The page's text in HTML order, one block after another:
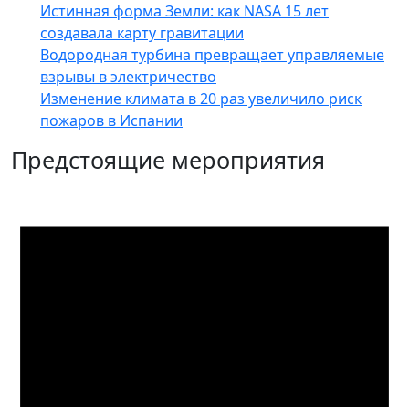
Истинная форма Земли: как NASA 15 лет
создавала карту гравитации
Водородная турбина превращает управляемые
взрывы в электричество
Изменение климата в 20 раз увеличило риск
пожаров в Испании
Предстоящие мероприятия